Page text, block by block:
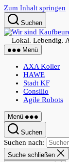
Zum Inhalt springen
Suchen
Lokal. Lebendig.
Menü
AXA Koller
HAWE
Stadt KF
Consilio
Agile Robots
Menü
Suchen
Suchen nach:
Suche schließen